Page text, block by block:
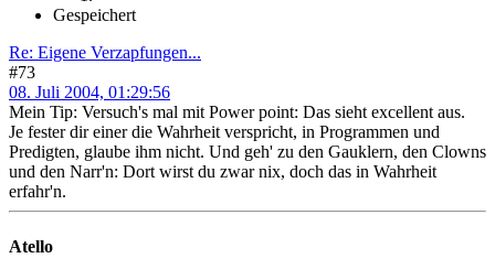
Gespeichert
Re: Eigene Verzapfungen...
#73
08. Juli 2004, 01:29:56
Mein Tip: Versuch's mal mit Power point: Das sieht excellent aus.
Je fester dir einer die Wahrheit verspricht, in Programmen und
Predigten, glaube ihm nicht. Und geh' zu den Gauklern, den Clowns
und den Narr'n: Dort wirst du zwar nix, doch das in Wahrheit
erfahr'n.
Atello